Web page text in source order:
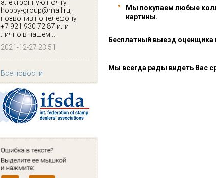
электронную почту
hobby-group@mail.ru,
позвонив по телефону
+7 921 930 72 87 или
лично в нашем...
2021-12-27 23:51
Все новости
Мы покупаем любые
картины.
Бесплатный выезд оценщика
Мы всегда рады видеть Вас